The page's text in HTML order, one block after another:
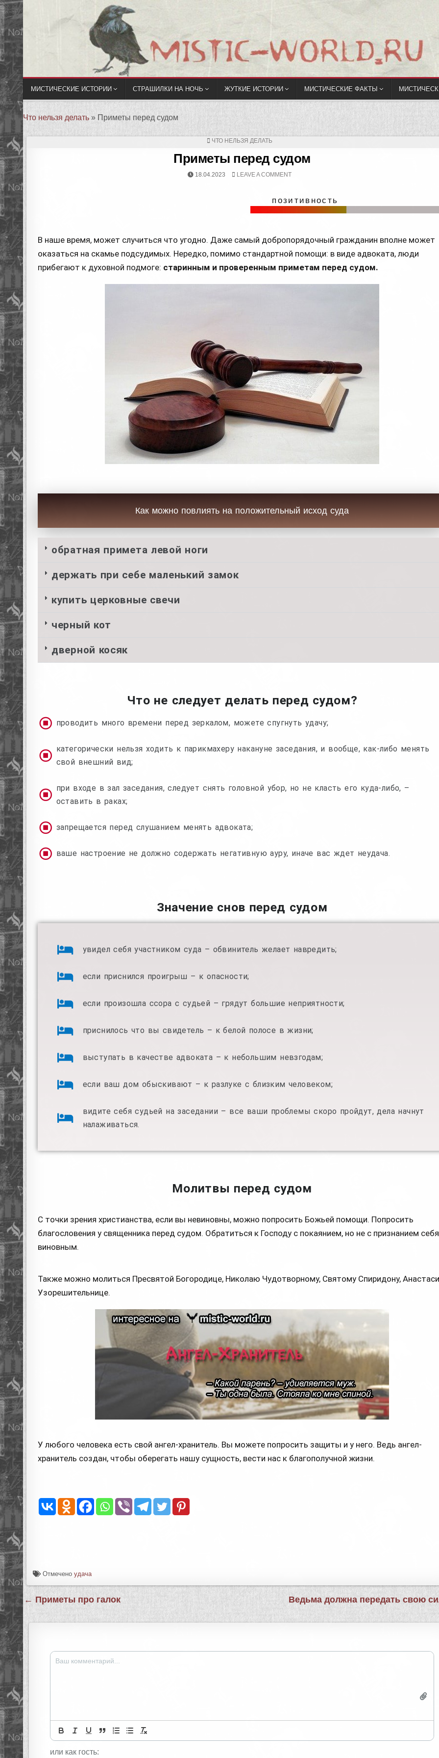
МИСТИЧЕСКИЕ ИСТОРИИ СТРАШИЛКИ НА НОЧЬ ЖУТКИЕ ИСТОРИИ МИСТИЧЕСКИЕ ФАКТЫ
Что нельзя делать » Приметы перед судом
ЧТО НЕЛЬЗЯ ДЕЛАТЬ
Приметы перед судом
18.04.2023 LEAVE A COMMENT
позитивность
В наше время, может случиться что угодно. Даже самый добропорядочный гражданин вполне может
оказаться на скамье подсудимых. Нередко, помимо стандартной помощи: в виде адвоката, люди
прибегают к духовной подмоге: старинным и проверенным приметам перед судом.
Как можно повлиять на положительный исход суда
обратная примета левой ноги
держать при себе маленький замок
купить церковные свечи
черный кот
дверной косяк
Что не следует делать перед судом?
проводить много времени перед зеркалом, можете спугнуть удачу;
категорически нельзя ходить к парикмахеру накануне заседания, и вообще, как-либо менять
свой внешний вид;
при входе в зал заседания, следует снять головной убор, но не класть его куда-либо, –
оставить в раках;
запрещается перед слушанием менять адвоката;
ваше настроение не должно содержать негативную ауру, иначе вас ждет неудача.
Значение снов перед судом
увидел себя участником суда – обвинитель желает навредить;
если приснился проигрыш – к опасности;
если произошла ссора с судьей – грядут большие неприятности;
приснилось что вы свидетель – к белой полосе в жизни;
выступать в качестве адвоката – к небольшим невзгодам;
если ваш дом обыскивают – к разлуке с близким человеком;
видите себя судьей на заседании – все ваши проблемы скоро пройдут, дела начнут
налаживаться.
Молитвы перед судом
С точки зрения христианства, если вы невиновны, можно попросить Божьей помощи. Попросить
благословения у священника перед судом. Обратиться к Господу с покаянием, но не с признанием себя
виновным.
Также можно молиться Пресвятой Богородице, Николаю Чудотворному, Святому Спиридону,
Узорешительнице.
У любого человека есть свой ангел-хранитель. Вы можете попросить защиты и у него. Ведь ангел-
хранитель создан, чтобы оберегать нашу сущность, вести нас к благополучной жизни.
Отмеченоудача
← Приметы про галок Ведьма должна передать свою
или как гость: